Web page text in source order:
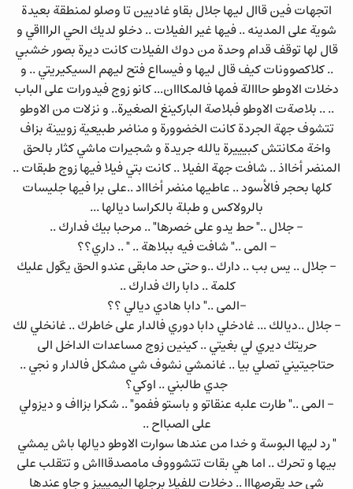
اتجهات فين قاال ليها جلال بقاو غاديين تا وصلو لمنطقة بعيدة
شوية على المدينه .. فيها غير الفيلات .. دخلو لديك الحي الراااقي و
قال لها توقف قدام وحدة من دوك الفيلات كانت ديرة بصور خشبي
.. كلاكصوونات كيف قال ليها و فيسااع فتح ليهم السيكيريتي .. و
دخلات الاوطو حااالة فمها فالمكااان... كانو زوج فيدورات على الباب
.. .. بلاصةت الاوطو فبلاصة الباركينغ الصغيرة.. و نزلات من الاوطو
تتشوف جهة الجردة كانت الخضوورة و مناضر طبيعية زويينة بزاف
واخة مكانتش كبيييرة يالله جريدة و شجيرات ماشي كثار بالحق
المنضر أخااذ .. شافت جهة الفيلا .. كانت بتي فيلا فيها زوج طبقات ..
كلها بحجر فالأسود .. عاطيها منضر أخاااد ..على برا فيها جليسات
بالرولاكس و طبلة بالكراسا ديالها ...
- جلال .." حط يدو على خصرها" .. مرحبا بيك فدارك ..
- المى .." شافت فيه ببلاهة .. " .. داري؟؟
- جلال .. يس بب .. دارك ..و حتى حد مابقى عندو الحق يگول عليك
كلمة .. دابا راك فدارك ..
-المى .." دابا هادي ديالي ؟؟
- جلال ..ديالك ... غادخلي دابا دوري فالدار على خاطرك .. غانخلي لك
حريتك ديري لي بغيتي .. كينين زوج مساعدات الداخل الى
حتاجيتيني تصلي بيا .. غانمشي نشوف شي مشكل فالدار و نجي ..
جدي طالبني .. اوكي؟
- المى .." طارت علبه عنقاتو و باستو ففمو" .. شكرا بزااف و ديزولي
على الصبااح ..
" رد ليها البوسة و خدا من عندها سوارت الاوطو ديالها باش يمشي
بيها و تحرك .. اما هي بقات تتشوووف مامصدقاااش و تتقلب على
شي حد يقرصهااا .. دخلات للفيلا برجلها اليميييز و جاو عندها